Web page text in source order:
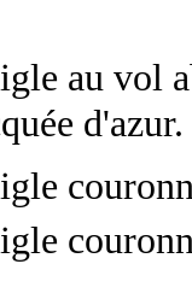
au vol
d'azur.